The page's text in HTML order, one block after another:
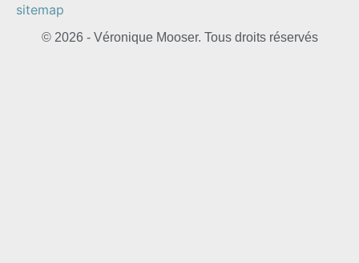
sitemap
© 2026 - Véronique Mooser. Tous droits réservés